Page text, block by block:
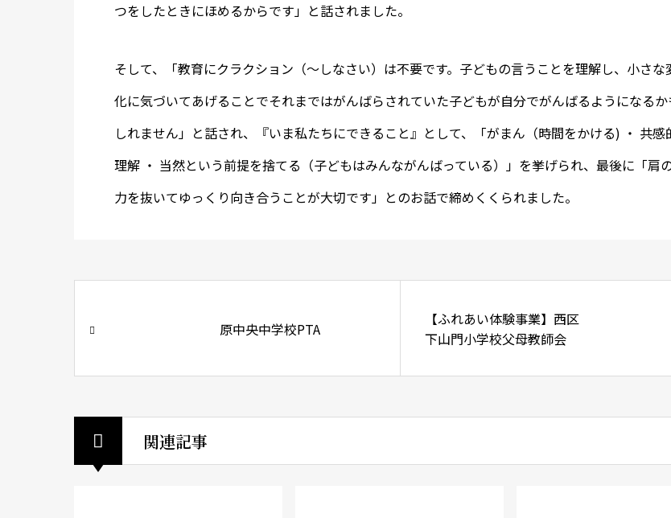
つをしたときにほめるからです」と話されました。
そして、「教育にクラクション（～しなさい）は不要です。子どもの言うことを理解し、小さな
化に気づいてあげることでそれまではがんばらされていた子どもが自分でがんばるようになるか
しれません」と話され、『いま私たちにできること』として、「がまん（時間をかける) ・ 共感
理解 ・ 当然という前提を捨てる（子どもはみんながんばっている）」を挙げられ、最後に「肩
力を抜いてゆっくり向き合うことが大切です」とのお話で締めくくられました。
原中央中学校PTA
【ふれあい体験事業】西区
下山門小学校父母教師会
関連記事